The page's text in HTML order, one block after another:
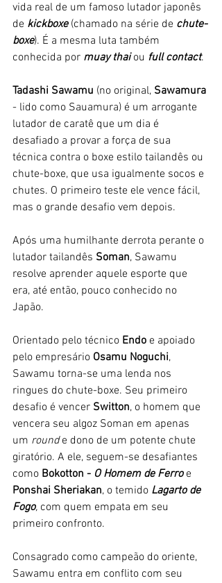
vida real de um famoso lutador japonês
de kickboxe (chamado na série de chute-
boxe). É a mesma luta também
conhecida por muay thai ou full contact.
Tadashi Sawamu (no original, Sawamura
- lido como Sauamura) é um arrogante
lutador de caratê que um dia é
desafiado a provar a força de sua
técnica contra o boxe estilo tailandês ou
chute-boxe, que usa igualmente socos e
chutes. O primeiro teste ele vence fácil,
mas o grande desafio vem depois.
Após uma humilhante derrota perante o
lutador tailandês Soman, Sawamu
resolve aprender aquele esporte que
era, até então, pouco conhecido no
Japão.
Orientado pelo técnico Endo e apoiado
pelo empresário Osamu Noguchi,
Sawamu torna-se uma lenda nos
ringues do chute-boxe. Seu primeiro
desafio é vencer Switton, o homem que
vencera seu algoz Soman em apenas
um round e dono de um potente chute
giratório. A ele, seguem-se desafiantes
como Bokotton - O Homem de Ferro e
Ponshai Sheriakan, o temido Lagarto de
Fogo, com quem empata em seu
primeiro confronto.
Consagrado como campeão do oriente,
Sawamu entra em conflito com seu